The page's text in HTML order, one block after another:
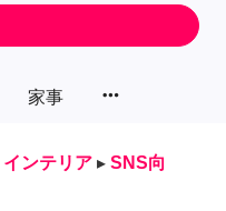
家事 more_horiz
インテリア ▸ SNS向